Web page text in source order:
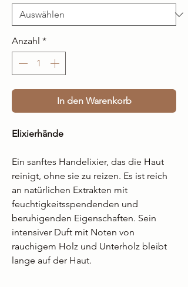
Anzahl *
In den Warenkorb
Elixierhände
Ein sanftes Handelixier, das die Haut
reinigt, ohne sie zu reizen. Es ist reich
an natürlichen Extrakten mit
feuchtigkeitsspendenden und
beruhigenden Eigenschaften. Sein
intensiver Duft mit Noten von
rauchigem Holz und Unterholz bleibt
lange auf der Haut.